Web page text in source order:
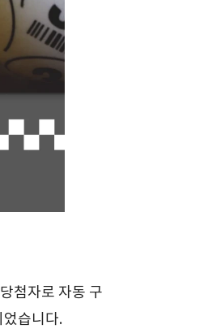
첨자로 자동 구
었습니다.